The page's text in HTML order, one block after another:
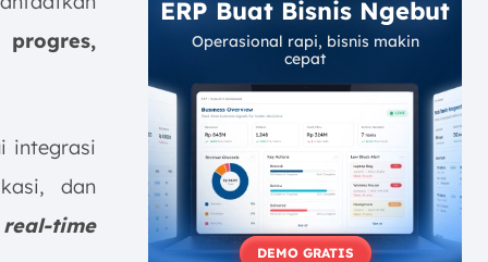
integrasi
dan
time
ERP Buat Bisnis Ngebut
Operasional rapi, bisnis makin
cepat
DEMO GRATIS